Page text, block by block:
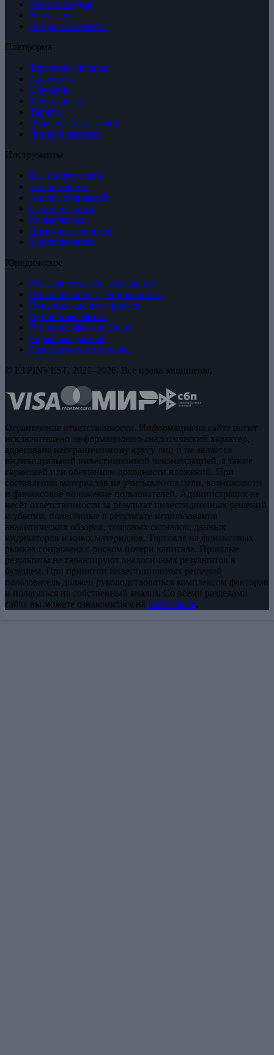
Энциклопедия
Контакты
Вопросы и ответы
Платформа
Торговые сигналы
Аналитика
Обучение
Наши сделки
Тарифы
Лояльность и скидки
Личный кабинет
Инструменты
Все инструменты
Анализ акций
Анализ облигаций
Скринер акций
Калькуляторы
Позиции трейдеров
Криптовалюты
Юридическое
Пользовательское соглашение
Политика конфиденциальности
Предупреждение о рисках
Публичная оферта
Политика файлов cookie
Биржевые данные
Редакционная политика
© ETPINVEST, 2021–2026. Все права защищены.
Ограничение ответственности. Информация на сайте носит
исключительно информационно-аналитический характер,
адресована неограниченному кругу лиц и не является
индивидуальной инвестиционной рекомендацией, а также
гарантией или обещанием доходности вложений. При
составлении материалов не учитываются цели, возможности
и финансовое положение пользователей. Администрация не
несёт ответственности за результат инвестиционных решений
и убытки, понесённые в результате использования
аналитических обзоров, торговых сигналов, данных
индикаторов и иных материалов. Торговля на финансовых
рынках сопряжена с риском потери капитала. Прошлые
результаты не гарантируют аналогичных результатов в
будущем. При принятии инвестиционных решений
пользователь должен руководствоваться комплексом факторов
и полагаться на собственный анализ. Со всеми разделами
сайта вы можете ознакомиться на карте сайта.